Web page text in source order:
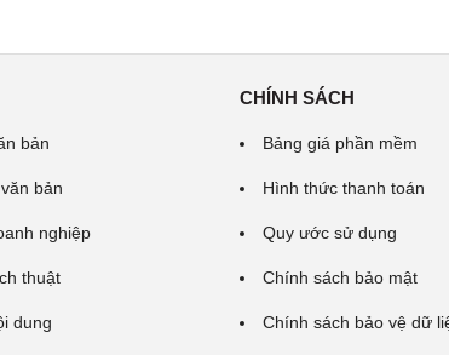
bản
bản
nghiệp
thuật
dung
CHÍNH SÁCH
Bảng giá phần mềm
Hình thức thanh toán
Quy ước sử dụng
Chính sách bảo mật
Chính sách bảo vệ dữ